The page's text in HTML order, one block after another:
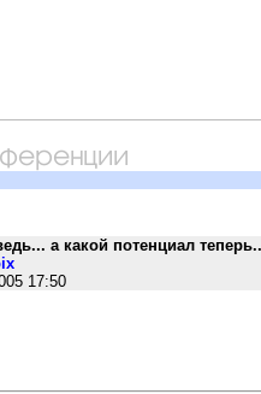
а какой потенциал
17:50